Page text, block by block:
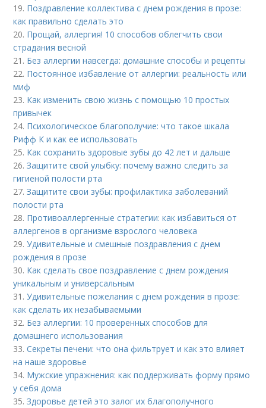
19. Поздравление коллектива с днем рождения в прозе:
как правильно сделать это
20. Прощай, аллергия! 10 способов облегчить свои
страдания весной
21. Без аллергии навсегда: домашние способы и рецепты
22. Постоянное избавление от аллергии: реальность или
миф
23. Как изменить свою жизнь с помощью 10 простых
привычек
24. Психологическое благополучие: что такое шкала
Рифф К и как ее использовать
25. Как сохранить здоровые зубы до 42 лет и дальше
26.Защитите свой улыбку: почему важно следить за
гигиеной полости рта
27.Защитите свои зубы: профилактика заболеваний
полости рта
28. Противоаллергенные стратегии: как избавиться от
аллергенов в организме взрослого человека
29.Удивительные и смешные поздравления с днем
рождения в прозе
30. Как сделать свое поздравление с днем рождения
уникальным и универсальным
31.Удивительные пожелания с днем рождения в прозе:
как сделать их незабываемыми
32. Без аллергии: 10 проверенных способов для
домашнего использования
33.Секреты печени: что она фильтрует и как это влияет
на наше здоровье
34. Мужские упражнения: как поддерживать форму прямо
у себя дома
35.Здоровье детей это залог их благополучного